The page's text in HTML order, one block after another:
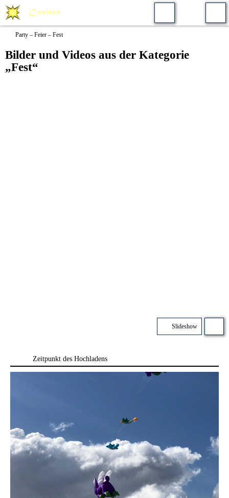
Party – Feier – Fest
Bilder und Videos aus der Kategorie
„Fest“
Slideshow
Zeitpunkt des Hochladens